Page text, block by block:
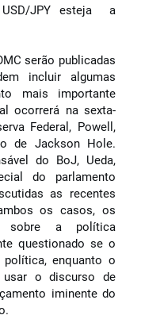
JPY esteja a
serão publicadas
incluir algumas
mais importante
ocorrerá na sexta-
Federal, Powell,
de Jackson Hole.
do BoJ, Ueda,
do parlamento
as recentes
os casos, os
sobre a política
questionado se o
enquanto o
usar o discurso de
iminente do